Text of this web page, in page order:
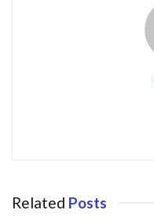
Related Posts